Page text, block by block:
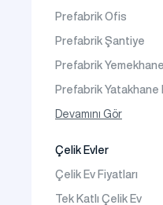
Prefabrik Ofis
Prefabrik Şantiye
Prefabrik Yemekhane
Prefabrik Yatakhane
Prefabrik Dükkan
Devamını Gör
Çelik Evler
Çelik Ev Fiyatları
Tek Katlı Çelik Ev